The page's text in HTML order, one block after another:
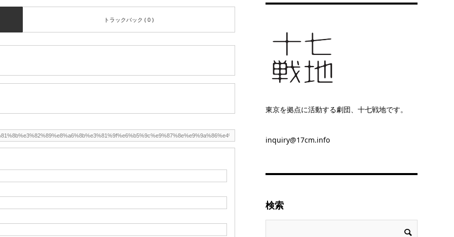
トラックバック ( 0 )
東京を拠点に活動する劇団、十七戦地です。
inquiry@17cm.info
検索